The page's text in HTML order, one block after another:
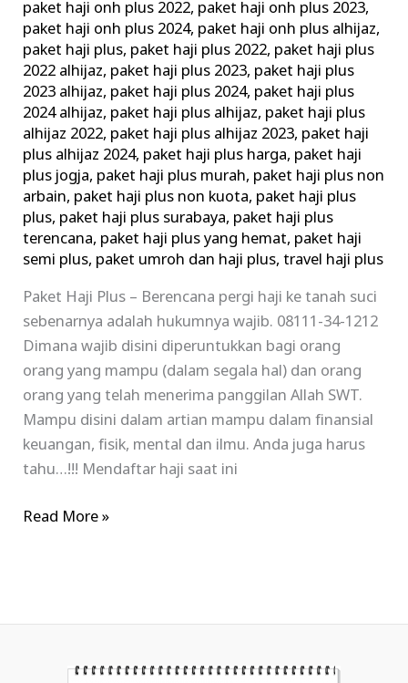
paket haji onh plus 2022, paket haji onh plus 2023,
paket haji onh plus 2024, paket haji onh plus alhijaz,
paket haji plus, paket haji plus 2022, paket haji plus
2022 alhijaz, paket haji plus 2023, paket haji plus
2023 alhijaz, paket haji plus 2024, paket haji plus
2024 alhijaz, paket haji plus alhijaz, paket haji plus
alhijaz 2022, paket haji plus alhijaz 2023, paket haji
plus alhijaz 2024, paket haji plus harga, paket haji
plus jogja, paket haji plus murah, paket haji plus non
arbain, paket haji plus non kuota, paket haji plus
plus, paket haji plus surabaya, paket haji plus
terencana, paket haji plus yang hemat, paket haji
semi plus, paket umroh dan haji plus,travel haji plus
Paket Haji Plus – Berencana pergi haji ke tanah suci
sebenarnya adalah hukumnya wajib. 08111-34-1212
Dimana wajib disini diperuntukkan bagi orang
orang yang mampu (dalam segala hal) dan orang
orang yang telah menerima panggilan Allah SWT.
Mampu disini dalam artian mampu dalam finansial
keuangan, fisik, mental dan ilmu. Anda juga harus
tahu…!!! Mendaftar haji saat ini
Read More »